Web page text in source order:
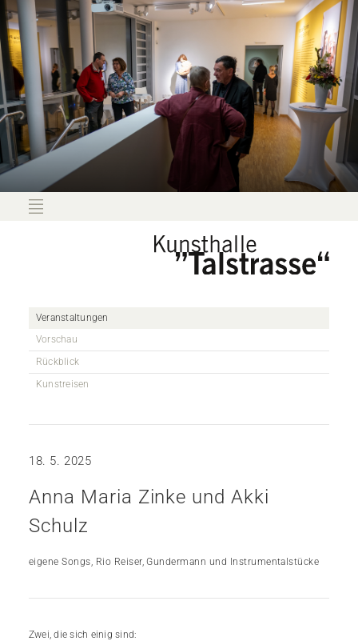
Veranstaltungen
Vorschau
Rückblick
Kunstreisen
18. 5. 2025
Anna Maria Zinke und Akki
Schulz
eigene Songs, Rio Reiser, Gundermann und Instrumentalstücke
Zwei, die sich einig sind: